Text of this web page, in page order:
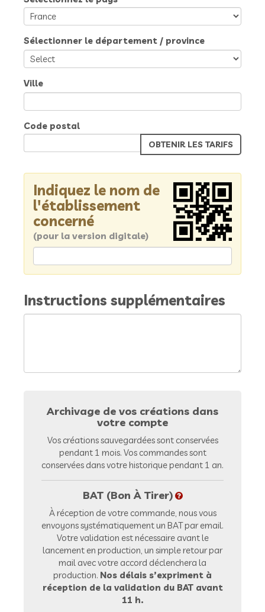
Sélectionner le département / province
Ville
Code postal
Indiquez le nom de
l'établissement
concerné
(pour la version digitale)
Instructions supplémentaires
Archivage de vos créations dans
votre compte
Vos créations sauvegardées sont conservées
pendant 1 mois. Vos commandes sont
conservées dans votre historique pendant 1 an.
BAT (Bon À Tirer)
À réception de votre commande, nous vous
envoyons systématiquement un BAT par email.
Votre validation est nécessaire avant le
lancement en production, un simple retour par
mail avec votre accord déclenchera la
production. Nos délais s’expriment à
réception de la validation du BAT avant
11 h.